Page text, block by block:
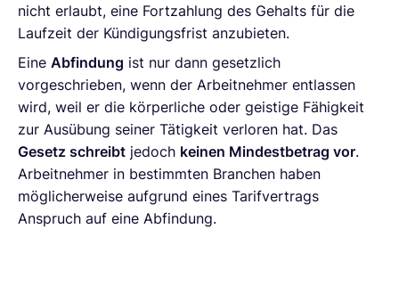
nicht erlaubt, eine Fortzahlung des Gehalts für die
Laufzeit der Kündigungsfrist anzubieten.
Eine Abfindung ist nur dann gesetzlich
vorgeschrieben, wenn der Arbeitnehmer entlassen
wird, weil er die körperliche oder geistige Fähigkeit
zur Ausübung seiner Tätigkeit verloren hat. Das
Gesetz schreibt jedoch keinen Mindestbetrag vor.
Arbeitnehmer in bestimmten Branchen haben
möglicherweise aufgrund eines Tarifvertrags
Anspruch auf eine Abfindung.